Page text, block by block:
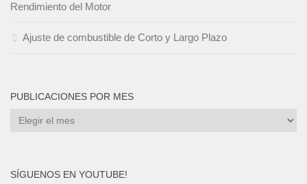
Rendimiento del Motor
Ajuste de combustible de Corto y Largo Plazo
PUBLICACIONES POR MES
Publicaciones
SÍGUENOS EN YOUTUBE!